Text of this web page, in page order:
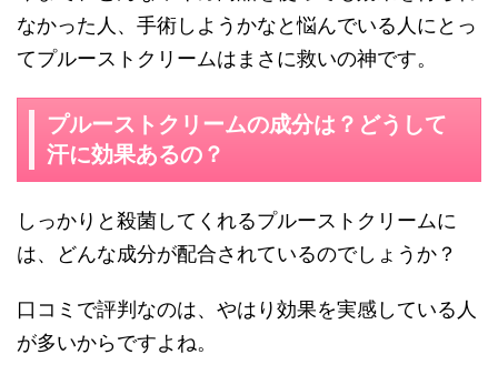
なかった人、手術しようかなと悩んでいる人にとっ
てプルーストクリームはまさに救いの神です。
プルーストクリームの成分は？どうして
汗に効果あるの？
しっかりと殺菌してくれるプルーストクリームに
は、どんな成分が配合されているのでしょうか？
口コミで評判なのは、やはり効果を実感している人
が多いからですよね。